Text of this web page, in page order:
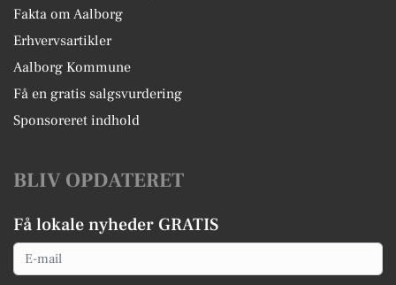
Fakta om Aalborg
Erhvervsartikler
Aalborg Kommune
Få en gratis salgsvurdering
Sponsoreret indhold
BLIV OPDATERET
Få lokale nyheder GRATIS
Email